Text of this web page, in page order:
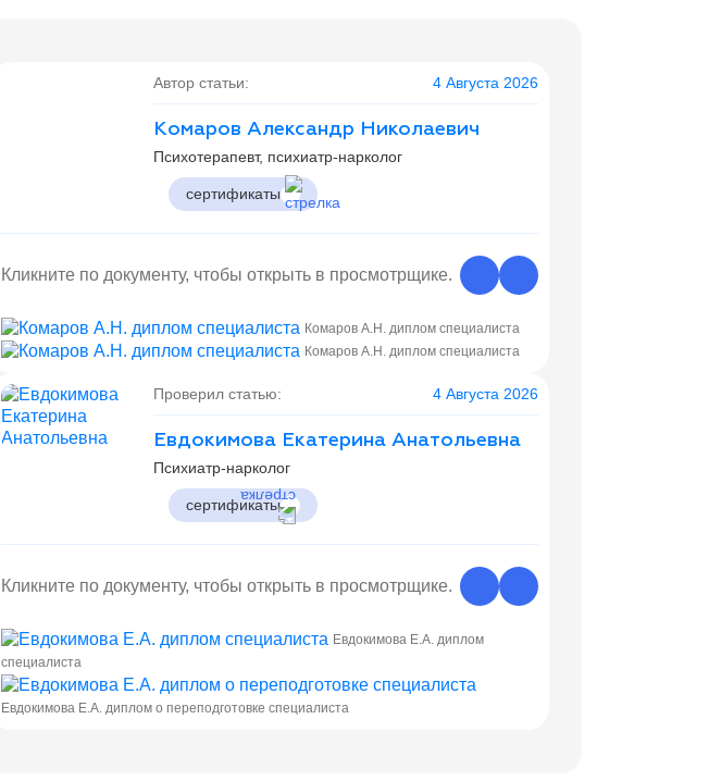
Автор статьи: 4 Августа 2026
Комаров Александр Николаевич
Психотерапевт, психиатр-нарколог
сертификаты
Кликните по документу, чтобы открыть в просмотрщике.
Комаров А.Н. диплом специалиста
Комаров А.Н. диплом специалиста
Проверил статью: 4 Августа 2026
Евдокимова Екатерина Анатольевна
Психиатр-нарколог
сертификаты
Кликните по документу, чтобы открыть в просмотрщике.
Евдокимова Е.А. диплом
специалиста
Евдокимова Е.А. диплом о переподготовке специалиста